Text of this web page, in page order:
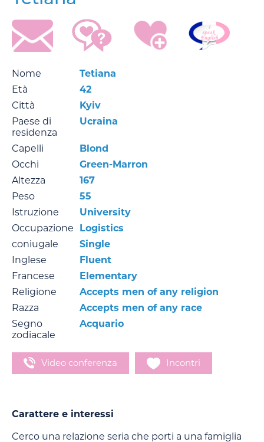
Nome
Tetiana
Età
42
Città
Kyiv
Paese di
residenza
Ucraina
Capelli
Blond
Occhi
Green-Marron
Altezza
167
Peso
55
Istruzione
University
Occupazione
Logistics
coniugale
Single
Inglese
Fluent
Francese
Elementary
Religione
Accepts men of any religion
Razza
Accepts men of any race
Segno
zodiacale
Acquario
Video conferenza Incontri
Carattere e interessi
Cerco una relazione seria che porti a una famiglia